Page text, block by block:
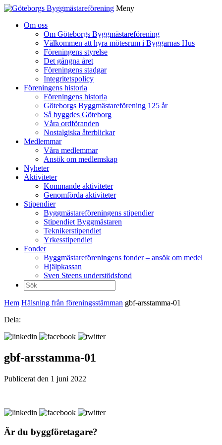
Meny
Om oss
Om Göteborgs Byggmästareförening
Välkommen att hyra mötesrum i Byggarnas Hus
Föreningens styrelse
Det gångna året
Föreningens stadgar
Integritetspolicy
Föreningens historia
Föreningens historia
Göteborgs Byggmästareförening 125 år
Så byggdes Göteborg
Våra ordföranden
Nostalgiska återblickar
Medlemmar
Våra medlemmar
Ansök om medlemskap
Nyheter
Aktiviteter
Kommande aktiviteter
Genomförda aktiviteter
Stipendier
Byggmästareföreningens stipendier
Stipendiet Byggmästaren
Teknikerstipendiet
Yrkesstipendiet
Fonder
Byggmästareföreningens fonder – ansök om medel
Hjälpkassan
Sven Steens understödsfond
Sök
efter:
Hem Hälsning från föreningsstämman gbf-arsstamma-01
Dela:
gbf-arsstamma-01
Publicerat den 1 juni 2022
Är du byggföretagare?